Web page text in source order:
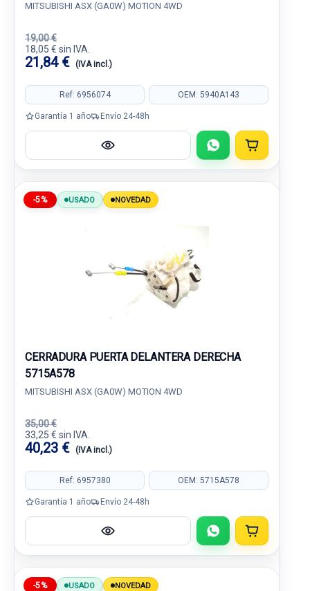
MITSUBISHI ASX (GA0W) MOTION 4WD
19,00 €
18,05 € sin IVA.
21,84 € (IVA incl.)
Ref: 6956074 OEM: 5940A143
Garantía 1 año Envío 24-48h
-5% USADO NOVEDAD
CERRADURA PUERTA DELANTERA DERECHA
5715A578
MITSUBISHI ASX (GA0W) MOTION 4WD
35,00 €
33,25 € sin IVA.
40,23 € (IVA incl.)
Ref: 6957380 OEM: 5715A578
Garantía 1 año Envío 24-48h
-5% USADO NOVEDAD